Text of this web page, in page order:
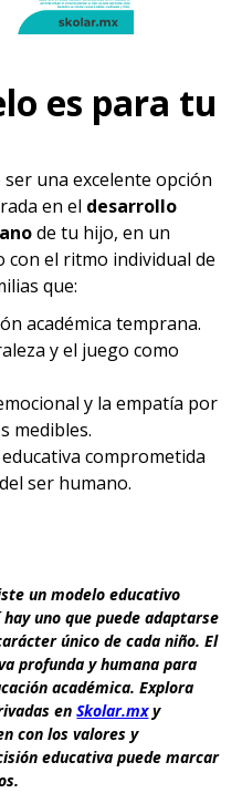
es para tu
una excelente opción
en el desarrollo
de tu hijo, en un
con el ritmo individual de
que:
académica temprana.
y el juego como
y la empatía por
medibles.
comprometida
ser humano.
un modelo educativo
uno que puede adaptarse
único de cada niño. El
profunda y humana para
académica. Explora
enSkolar.mxy
con los valores y
educativa puede marcar